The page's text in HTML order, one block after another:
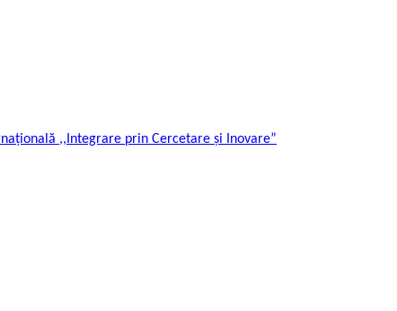
,,Integrare prin Cercetare și Inovare”